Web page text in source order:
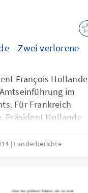
(mit Wirkung vom
– Zwei verlorene
François Hollande
im
Für Frankreich
Präsident Hollande
nur noch drei
Länderberichte